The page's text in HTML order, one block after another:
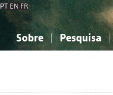
PT EN FR
Sobre Pesquisa